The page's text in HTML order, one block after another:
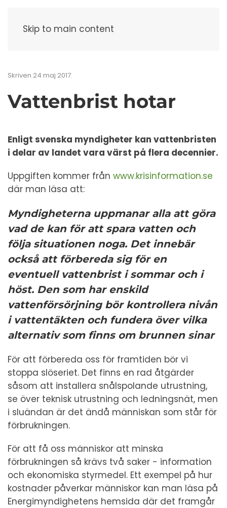
Skip to main content
Skriven 24 maj 2017.
Vattenbrist hotar
Enligt svenska myndigheter kan vattenbristen
i delar av landet vara värst på flera decennier.
Uppgiften kommer från www.krisinformation.se
där man läsa att:
Myndigheterna uppmanar alla att göra
vad de kan för att spara vatten och
följa situationen noga. Det innebär
också att förbereda sig för en
eventuell vattenbrist i sommar och i
höst. Den som har enskild
vattenförsörjning bör kontrollera nivån
i vattentäkten och fundera över vilka
alternativ som finns om brunnen sinar
För att förbereda oss för framtiden bör vi
stoppa slöseriet. Det finns en rad åtgärder
såsom att installera snålspolande utrustning,
se över teknisk utrustning och ledningsnät, men
i sluändan är det ändå människan som står för
förbrukningen.
För att få oss människor att minska
förbrukningen så krävs två saker - information
och ekonomiska styrmedel. Ett exempel på hur
kostnader påverkar människor kan man läsa på
Energimyndighetens hemsida där det framgår